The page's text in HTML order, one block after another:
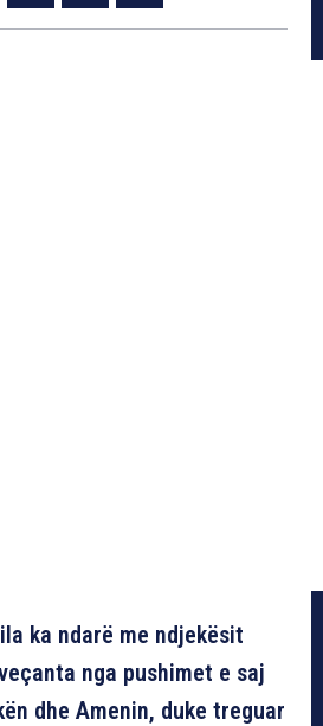
ka ndarë me ndjekësit
nga pushimet e saj
dhe Amenin, duke treguar